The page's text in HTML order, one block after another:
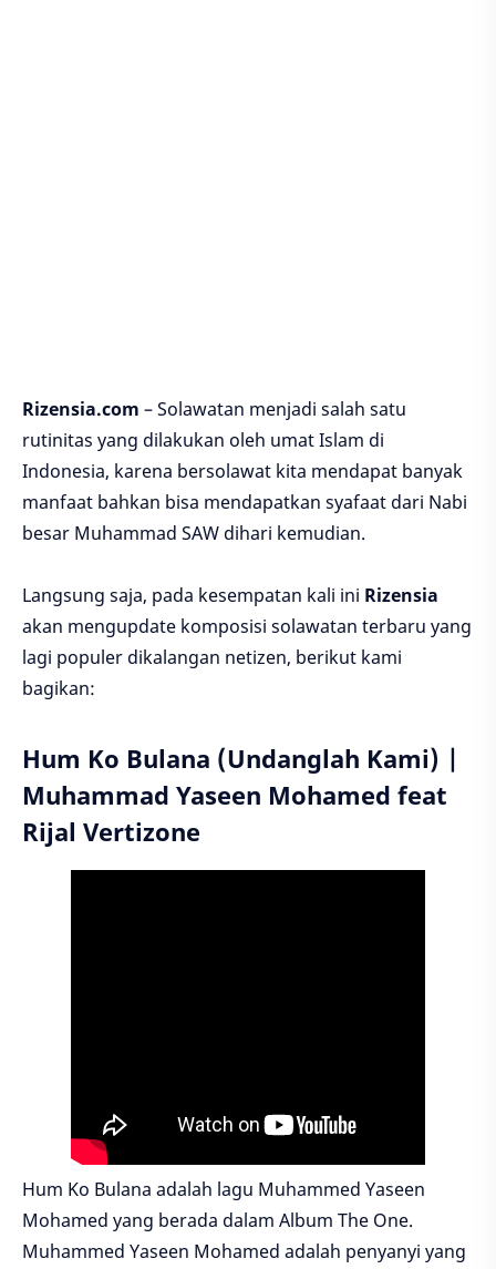
Rizensia.com – Solawatan menjadi salah satu
rutinitas yang dilakukan oleh umat Islam di
Indonesia, karena bersolawat kita mendapat banyak
manfaat bahkan bisa mendapatkan syafaat dari Nabi
besar Muhammad SAW dihari kemudian.
Langsung saja, pada kesempatan kali ini Rizensia
akan mengupdate komposisi solawatan terbaru yang
lagi populer dikalangan netizen, berikut kami
bagikan:
Hum Ko Bulana (Undanglah Kami) |
Muhammad Yaseen Mohamed feat
Rijal Vertizone
Hum Ko Bulana adalah lagu Muhammed Yaseen
Mohamed yang berada dalam Album The One.
Muhammed Yaseen Mohamed adalah penyanyi yang